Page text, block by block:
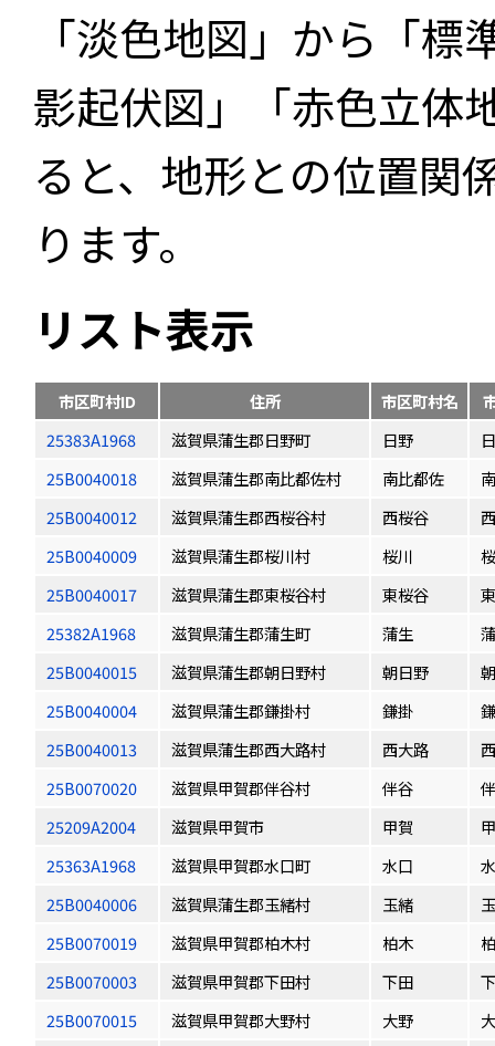
「淡色地図」から「
影起伏図」「赤色立体
ると、地形との位置関
ります。
リスト表示
市区町村ID 住所 市区町村名
25383A1968
滋賀県蒲生郡日野町 日野
25B0040018
滋賀県蒲生郡南比都佐村 南比都佐
25B0040012
滋賀県蒲生郡西桜谷村 西桜谷
25B0040009
滋賀県蒲生郡桜川村 桜川
25B0040017
滋賀県蒲生郡東桜谷村 東桜谷
25382A1968
滋賀県蒲生郡蒲生町 蒲生
25B0040015
滋賀県蒲生郡朝日野村 朝日野
25B0040004
滋賀県蒲生郡鎌掛村 鎌掛
25B0040013
滋賀県蒲生郡西大路村 西大路
25B0070020
滋賀県甲賀郡伴谷村 伴谷
25209A2004
滋賀県甲賀市 甲賀
25363A1968
滋賀県甲賀郡水口町 水口
25B0040006
滋賀県蒲生郡玉緒村 玉緒
25B0070019
滋賀県甲賀郡柏木村 柏木
25B0070003
滋賀県甲賀郡下田村 下田
25B0070015
滋賀県甲賀郡大野村 大野